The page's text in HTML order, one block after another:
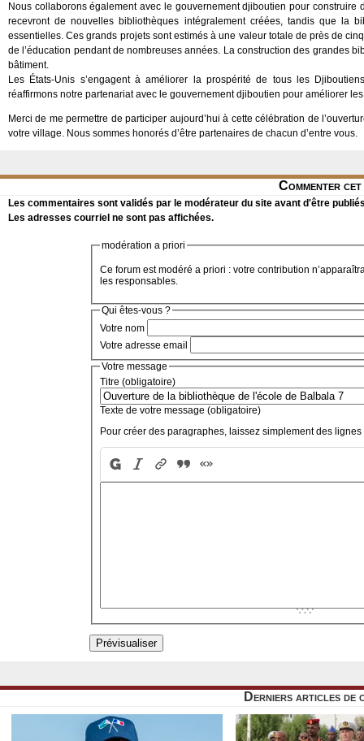
Nous collaborons également avec le gouvernement djiboutien pour
recevront de nouvelles bibliothèques intégralement créées, tandis que la
essentielles. Ces grands projets sont estimés à une valeur totale de près de
de l’éducation pendant de nombreuses années. La construction des grandes
bâtiment.
Les États-Unis s’engagent à améliorer la prospérité de tous les
réaffirmons notre partenariat avec le gouvernement djiboutien pour améliorer
Merci de me permettre de participer aujourd’hui à cette célébration de
votre village. Nous sommes honorés d’être partenaires de chacun d’entre vous.
Commenter
Les commentaires sont validés par le modérateur du site avant d'être
Les adresses courriel ne sont pas affichées.
modération a priori
Ce forum est modéré a priori : votre contribution
les responsables.
Qui êtes-vous ?
Votre nom
Votre adresse email
Votre message
Titre (obligatoire)
Texte de votre message (obligatoire)
Pour créer des paragraphes, laissez simplement des lignes
Derniers articles de